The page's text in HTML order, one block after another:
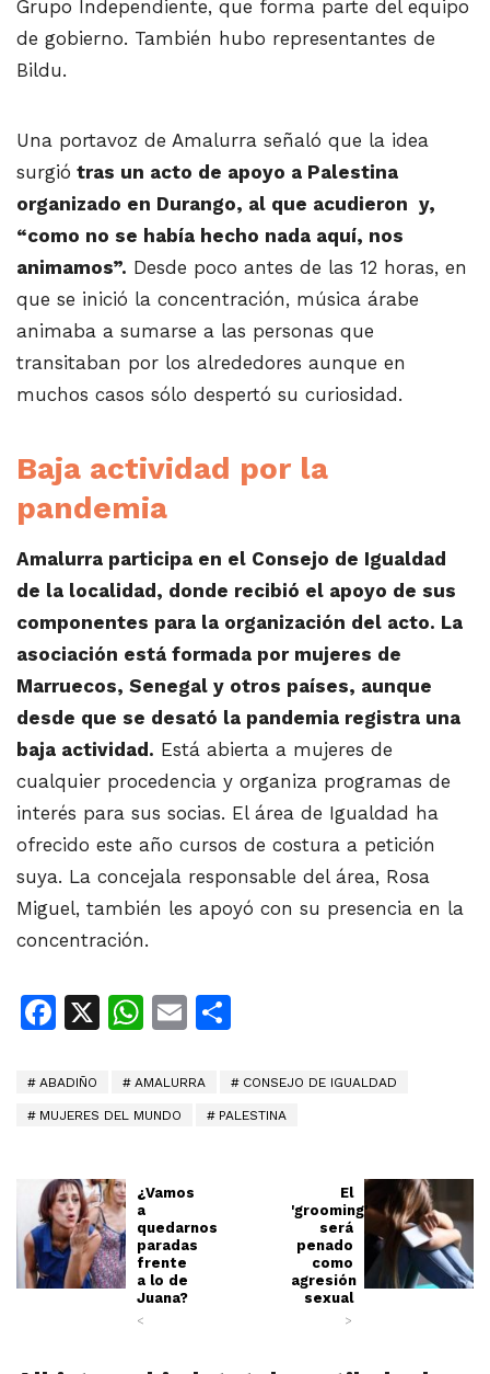
Grupo Independiente, que forma parte del equipo
de gobierno. También hubo representantes de
Bildu.
Una portavoz de Amalurra señaló que la idea
surgió tras un acto de apoyo a Palestina
organizado en Durango, al que acudieron y,
“como no se había hecho nada aquí, nos
animamos”. Desde poco antes de las 12 horas, en
que se inició la concentración, música árabe
animaba a sumarse a las personas que
transitaban por los alrededores aunque en
muchos casos sólo despertó su curiosidad.
Baja actividad por la
pandemia
Amalurra participa en el Consejo de Igualdad
de la localidad, donde recibió el apoyo de sus
componentes para la organización del acto. La
asociación está formada por mujeres de
Marruecos, Senegal y otros países, aunque
desde que se desató la pandemia registra una
baja actividad. Está abierta a mujeres de
cualquier procedencia y organiza programas de
interés para sus socias. El área de Igualdad ha
ofrecido este año cursos de costura a petición
suya. La concejala responsable del área, Rosa
Miguel, también les apoyó con su presencia en la
concentración.
Facebook
X WhatsApp
Email
ABADIÑO AMALURRA CONSEJO DE IGUALDAD
MUJERES DEL MUNDO PALESTINA
¿Vamos
a
quedarnos
paradas
frente
a lo de
Juana?
<
El
'grooming'
será
penado
como
agresión
sexual
>